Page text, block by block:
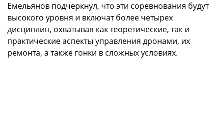
Емельянов подчеркнул, что эти соревнования будут
высокого уровня и включат более четырех
дисциплин, охватывая как теоретические, так и
практические аспекты управления дронами, их
ремонта, а также гонки в сложных условиях.